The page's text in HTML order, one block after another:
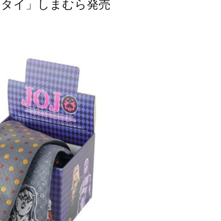
イ」しまむら発売